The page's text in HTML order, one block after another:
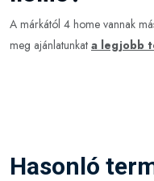
A márkától 4 home vannak
meg ajánlatunkat a legjobb
Hasonló